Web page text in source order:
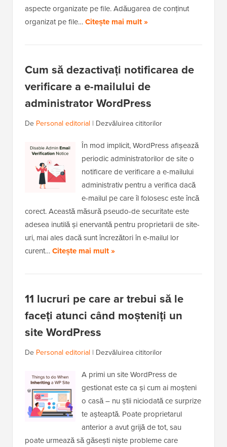
aspecte organizate pe file. Adăugarea de conținut
organizat pe file…Citește mai mult »
Cum să dezactivați notificarea de
verificare a e-mailului de
administrator WordPress
De Personal editorial | Dezvăluirea cititorilor
În mod implicit, WordPress afișează
periodic administratorilor de site o
notificare de verificare a e-mailului
administrativ pentru a verifica dacă
e-mailul pe care îl folosesc este încă
corect. Această măsură pseudo-de securitate este
adesea inutilă și enervantă pentru proprietarii de site-
uri, mai ales dacă sunt încrezători în e-mailul lor
curent…Citește mai mult »
11 lucruri pe care ar trebui să le
faceți atunci când moșteniți un
site WordPress
De Personal editorial | Dezvăluirea cititorilor
A primi un site WordPress de
gestionat este ca și cum ai moșteni
o casă – nu știi niciodată ce surprize
te așteaptă. Poate proprietarul
anterior a avut grijă de tot, sau
poate urmează să găsești niște probleme care